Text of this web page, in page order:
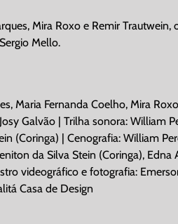
Mira Roxo e Remir
Mello.
Maria Fernanda Coelho, Mira
Galvão | Trilha sonora: William
(Coringa) | Cenografia: William
da Silva Stein (Coringa), Edna
videográfico e fotografia:
Casa de Design